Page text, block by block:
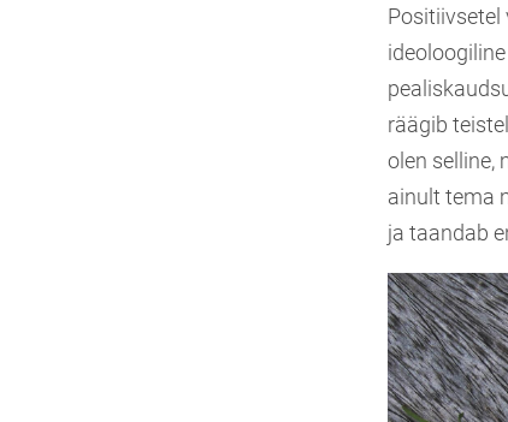
Positiivsetel
räägib
olen selline,
ainult tema
ja taandab